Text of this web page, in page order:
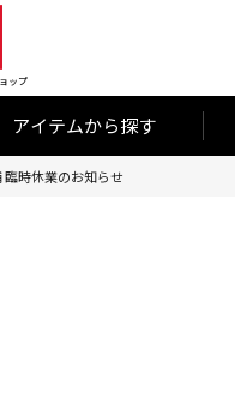
ップ
アイテムから探す
時休業のお知らせ